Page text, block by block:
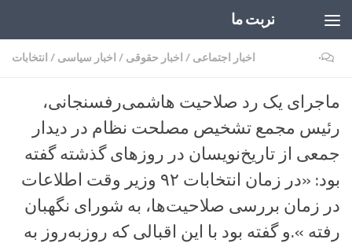
تربت ما
اخبار اجتماعی / اخبار حقوقی / اخبار سیاسی / انتخابات ۰
ماجرای یک رد صلاحیت هاشمی‌رفسنجانی،
رئیس مجمع تشخیص مصلحت نظام در دیدار
جمعی از تاریخ‌نویسان در روزهای گذشته گفته
بود: «در زمان انتخابات ۹۲ وزیر وقت اطلاعات
در زمان بررسی صلاحیت‌ها، به شورای نگهبان
رفته ».و گفته بود با این اقبالی که روز‌به‌روز به